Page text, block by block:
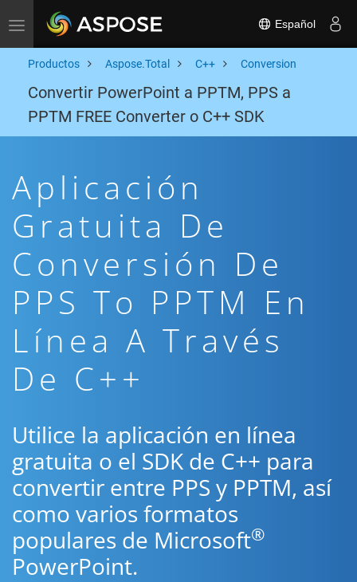
Toggle navigation Español
Productos Aspose.Total C++ Conversion
Convertir PowerPoint a PPTM, PPS a
PPTM FREE Converter o C++ SDK
Aplicación
Gratuita De
Conversión De
PPS To PPTM En
Línea A Través
De C++
Utilice la aplicación en línea
gratuita o el SDK de C++ para
convertir entre PPS y PPTM, así
como varios formatos
populares de Microsoft®
PowerPoint.